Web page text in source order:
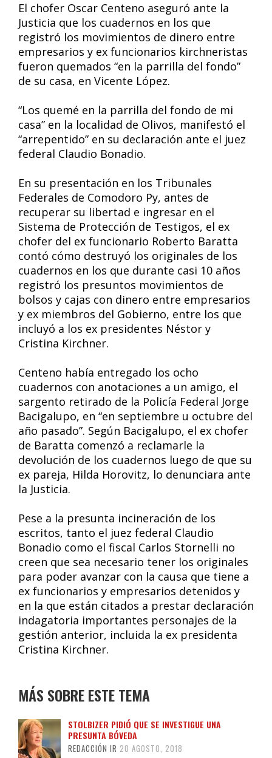
El chofer Oscar Centeno aseguró ante la
Justicia que los cuadernos en los que
registró los movimientos de dinero entre
empresarios y ex funcionarios kirchneristas
fueron quemados “en la parrilla del fondo”
de su casa, en Vicente López.
“Los quemé en la parrilla del fondo de mi
casa” en la localidad de Olivos, manifestó el
“arrepentido” en su declaración ante el juez
federal Claudio Bonadio.
En su presentación en los Tribunales
Federales de Comodoro Py, antes de
recuperar su libertad e ingresar en el
Sistema de Protección de Testigos, el ex
chofer del ex funcionario Roberto Baratta
contó cómo destruyó los originales de los
cuadernos en los que durante casi 10 años
registró los presuntos movimientos de
bolsos y cajas con dinero entre empresarios
y ex miembros del Gobierno, entre los que
incluyó a los ex presidentes Néstor y
Cristina Kirchner.
Centeno había entregado los ocho
cuadernos con anotaciones a un amigo, el
sargento retirado de la Policía Federal Jorge
Bacigalupo, en “en septiembre u octubre del
año pasado”. Según Bacigalupo, el ex chofer
de Baratta comenzó a reclamarle la
devolución de los cuadernos luego de que su
ex pareja, Hilda Horovitz, lo denunciara ante
la Justicia.
Pese a la presunta incineración de los
escritos, tanto el juez federal Claudio
Bonadio como el fiscal Carlos Stornelli no
creen que sea necesario tener los originales
para poder avanzar con la causa que tiene a
ex funcionarios y empresarios detenidos y
en la que están citados a prestar declaración
indagatoria importantes personajes de la
gestión anterior, incluida la ex presidenta
Cristina Kirchner.
MÁS SOBRE ESTE TEMA
STOLBIZER PIDIÓ QUE SE INVESTIGUE UNA
PRESUNTA BÓVEDA
REDACCIÓN IR 20 AGOSTO, 2018